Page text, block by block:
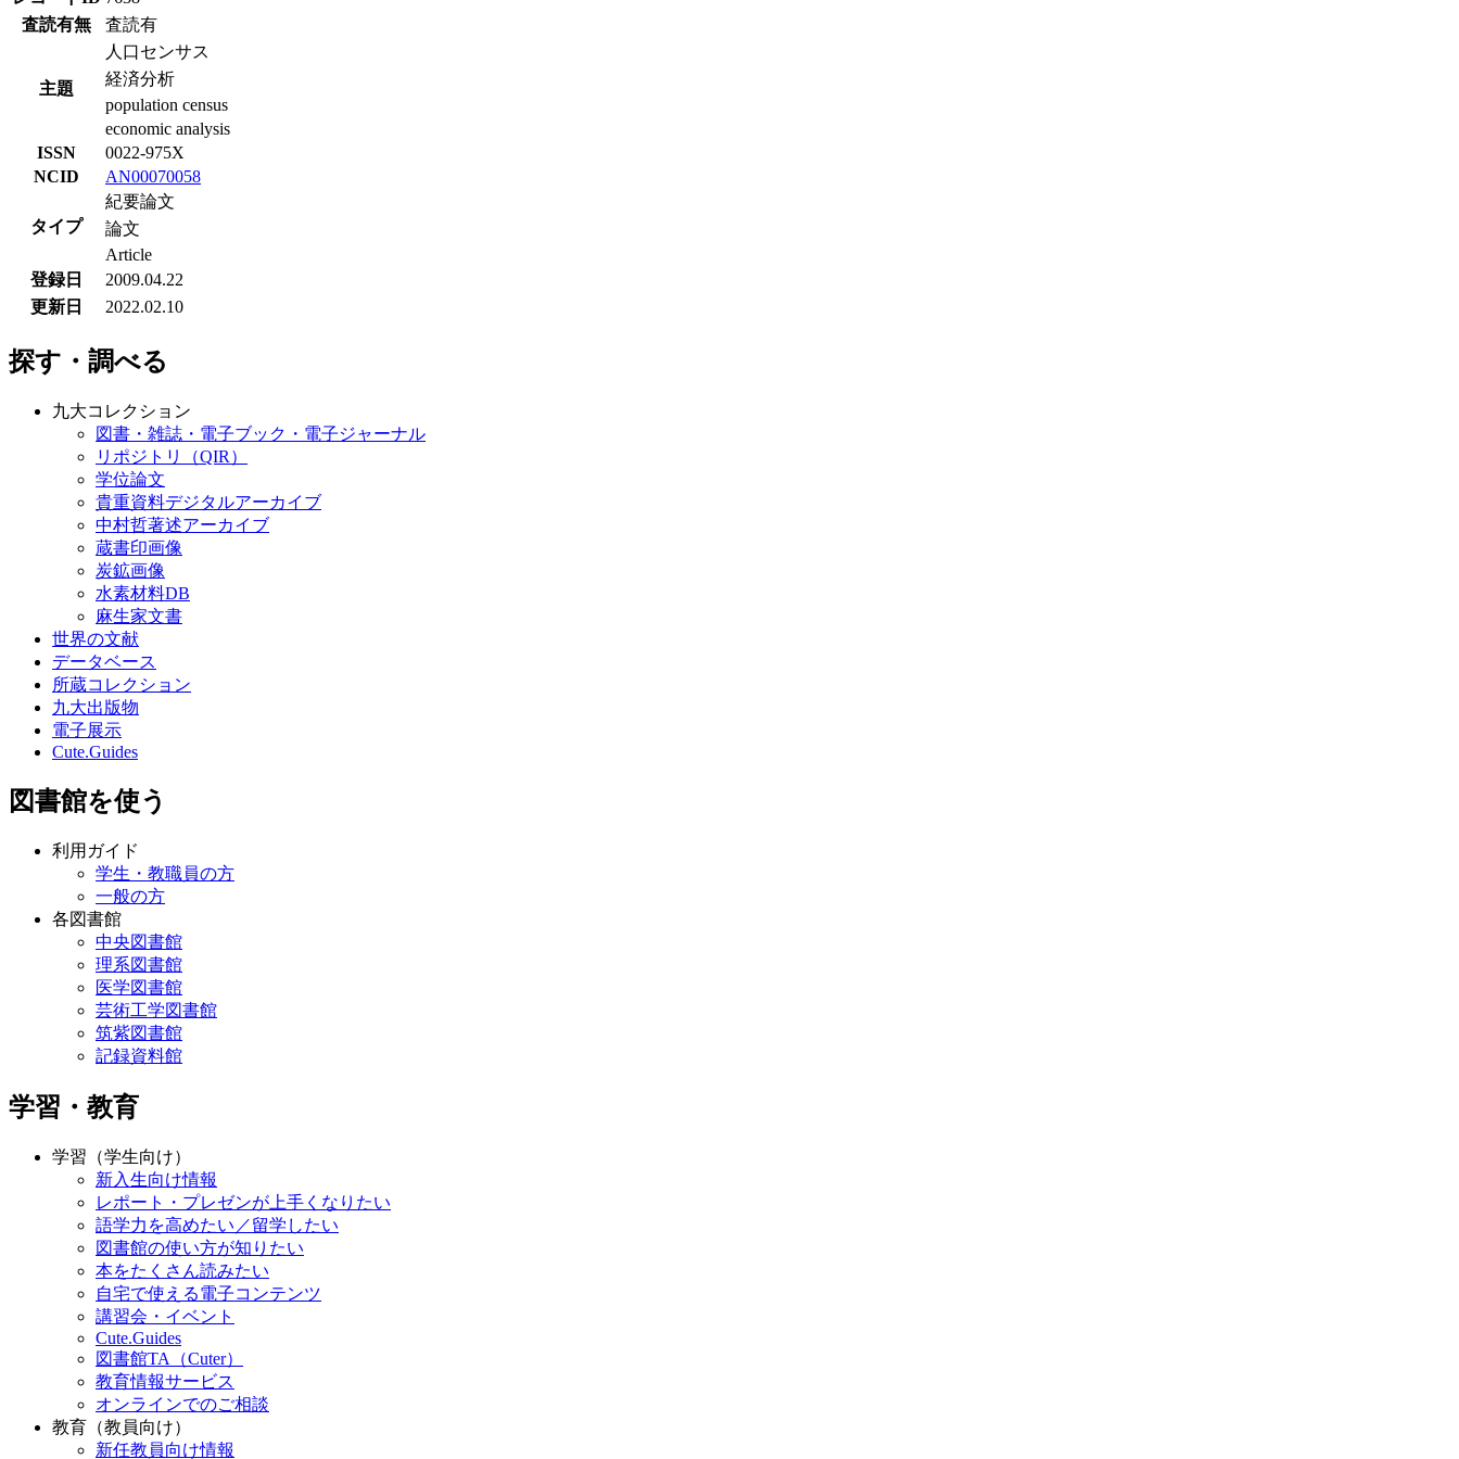
査読有無
査読有
主題
人口センサス
経済分析
population census
economic analysis
ISSN
0022-975X
NCID
AN00070058
タイプ
紀要論文
論文
Article
登録日
2009.04.22
更新日
2022.02.10
探す・調べる
九大コレクション
図書・雑誌・電子ブック・電子ジャーナル
リポジトリ（QIR）
学位論文
貴重資料デジタルアーカイブ
中村哲著述アーカイブ
蔵書印画像
炭鉱画像
水素材料DB
麻生家文書
世界の文献
データベース
所蔵コレクション
九大出版物
電子展示
Cute.Guides
図書館を使う
利用ガイド
学生・教職員の方
一般の方
各図書館
中央図書館
理系図書館
医学図書館
芸術工学図書館
筑紫図書館
記録資料館
学習・教育
学習（学生向け）
新入生向け情報
レポート・プレゼンが上手くなりたい
語学力を高めたい／留学したい
図書館の使い方が知りたい
本をたくさん読みたい
自宅で使える電子コンテンツ
講習会・イベント
Cute.Guides
図書館TA（Cuter）
教育情報サービス
オンラインでのご相談
教育（教員向け）
新任教員向け情報